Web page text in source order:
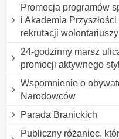
Promocja programów
i Akademia
rekrutacji wolontariuszy
24-godzinny marsz
promocji aktywnego
Wspomnienie o
Narodowców
Parada Branickich
Publiczny różaniec,